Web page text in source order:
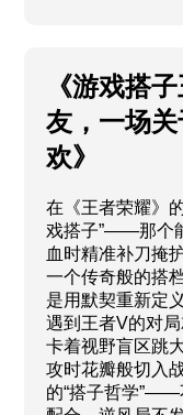
《游戏搭
友，一场
欢》
在《王者荣耀》
戏搭子”——那个
血时精准补刀掩
一个传奇般的搭
是用默契重新定
遇到王者V的对
卡着视野盲区跳
攻时花瓣般切入
的“搭子哲学”——